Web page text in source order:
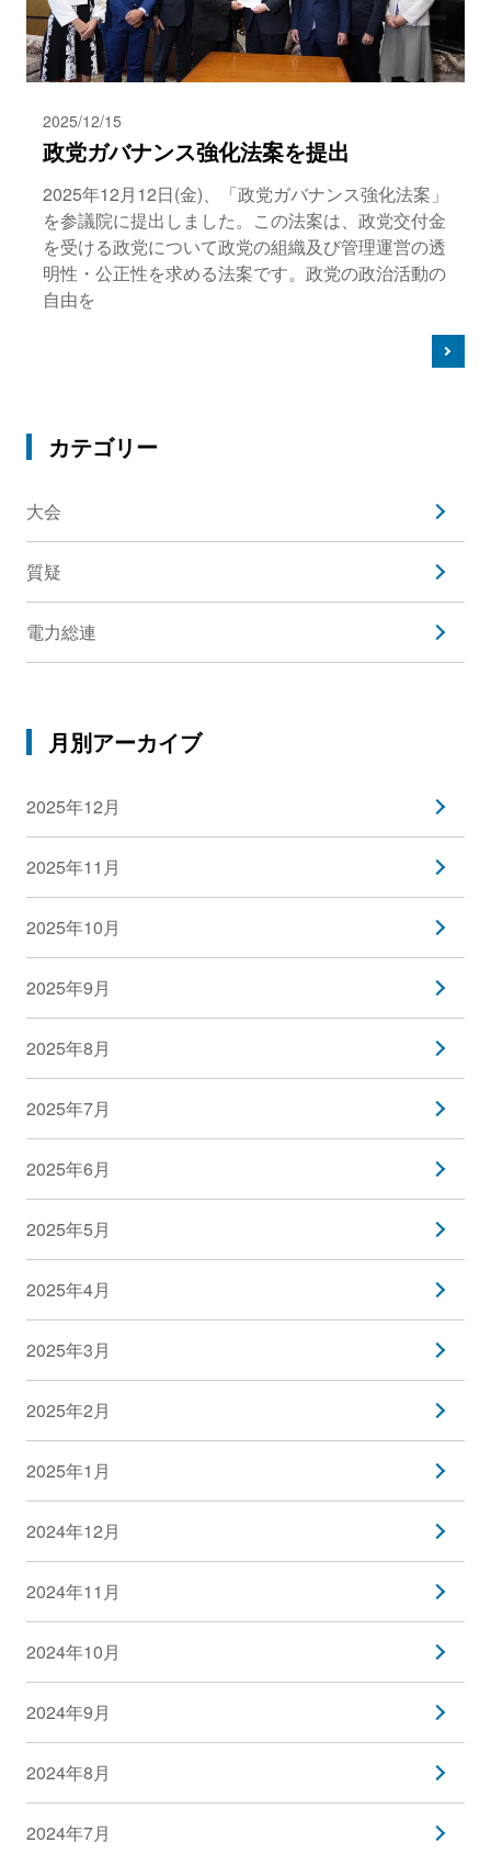
2025/12/15
政党ガバナンス強化法案を提出
2025年12月12日(金)、「政党ガバナンス強化法案」
を参議院に提出しました。この法案は、政党交付金
を受ける政党について政党の組織及び管理運営の透
明性・公正性を求める法案です。政党の政治活動の
自由を
カテゴリー
大会
質疑
電力総連
月別アーカイブ
2025年12月
2025年11月
2025年10月
2025年9月
2025年8月
2025年7月
2025年6月
2025年5月
2025年4月
2025年3月
2025年2月
2025年1月
2024年12月
2024年11月
2024年10月
2024年9月
2024年8月
2024年7月